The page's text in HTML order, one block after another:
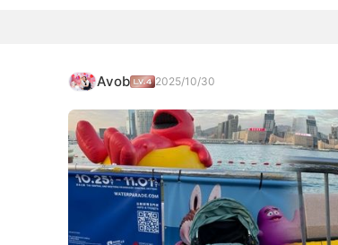
Avob 2025/10/30